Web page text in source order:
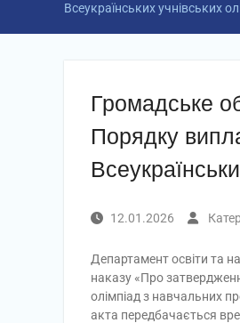
Всеукраїнських учнівських
Громадське
Порядку
12.01.2026
Департамент освіти та
наказу «Про
олімпіад з навчальних
акта передбачається